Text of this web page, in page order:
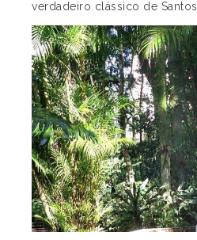
verdadeiro clássico de Santos.